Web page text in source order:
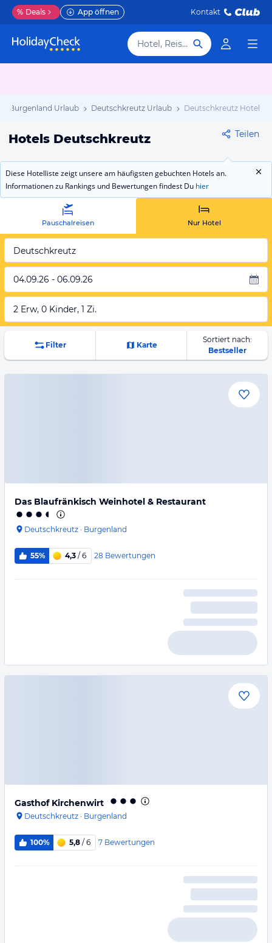
% Deals App öffnen Kontakt
Hotel, Reiseziel
Burgenland Urlaub Deutschkreutz Urlaub Deutschkreutz Hotels
Hotels Deutschkreutz Teilen
Diese Hotelliste zeigt unsere am häufigsten gebuchten Hotels an.
Informationen zu Rankings und Bewertungen findest Du hier
Pauschalreisen Nur Hotel
Deutschkreutz
04.09.26 - 06.09.26
2 Erw, 0 Kinder, 1 Zi.
Filter Karte
Sortiert nach:
Bestseller
Das Blaufränkisch Weinhotel & Restaurant
Deutschkreutz · Burgenland
55% 4,3 / 6 28 Bewertungen
Gasthof Kirchenwirt
Deutschkreutz · Burgenland
100% 5,8 / 6 7 Bewertungen